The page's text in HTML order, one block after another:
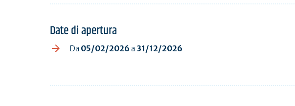
Date di apertura
Da 05/02/2026 a 31/12/2026